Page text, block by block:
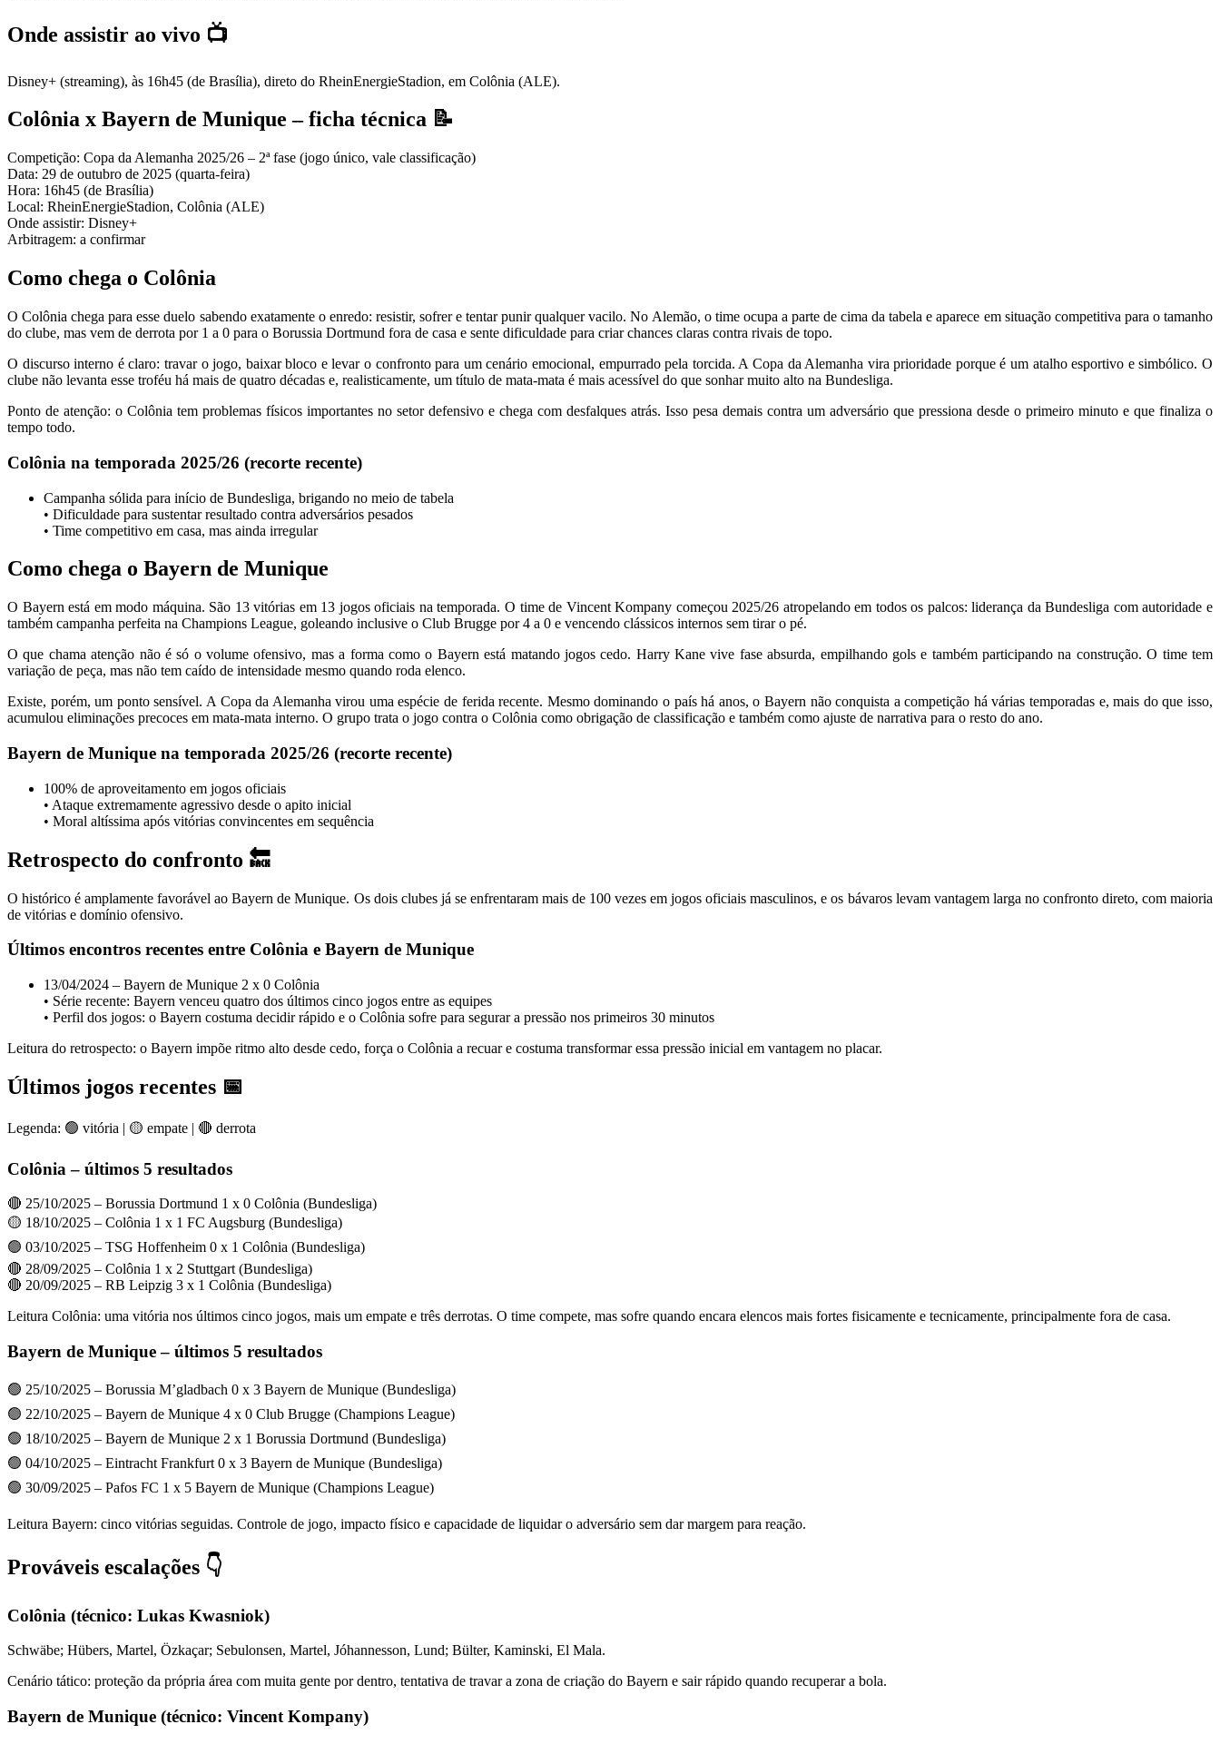
Onde assistir ao vivo 📺
Disney+ (streaming), às 16h45 (de Brasília), direto do RheinEnergieStadion, em Colônia (ALE).
Colônia x Bayern de Munique – ficha técnica 📝
Competição: Copa da Alemanha 2025/26 – 2ª fase (jogo único, vale classificação)
Data: 29 de outubro de 2025 (quarta-feira)
Hora: 16h45 (de Brasília)
Local: RheinEnergieStadion, Colônia (ALE)
Onde assistir: Disney+
Arbitragem: a confirmar
Como chega o Colônia
O Colônia chega para esse duelo sabendo exatamente o enredo: resistir, sofrer e tentar punir qualquer vacilo. No Alemão, o time ocupa a parte de cima da tabela e aparece em situação competitiva para o tamanho
do clube, mas vem de derrota por 1 a 0 para o Borussia Dortmund fora de casa e sente dificuldade para criar chances claras contra rivais de topo.
O discurso interno é claro: travar o jogo, baixar bloco e levar o confronto para um cenário emocional, empurrado pela torcida. A Copa da Alemanha vira prioridade porque é um atalho esportivo e simbólico. O
clube não levanta esse troféu há mais de quatro décadas e, realisticamente, um título de mata-mata é mais acessível do que sonhar muito alto na Bundesliga.
Ponto de atenção: o Colônia tem problemas físicos importantes no setor defensivo e chega com desfalques atrás. Isso pesa demais contra um adversário que pressiona desde o primeiro minuto e que finaliza o
tempo todo.
Colônia na temporada 2025/26 (recorte recente)
Campanha sólida para início de Bundesliga, brigando no meio de tabela
• Dificuldade para sustentar resultado contra adversários pesados
• Time competitivo em casa, mas ainda irregular
Como chega o Bayern de Munique
O Bayern está em modo máquina. São 13 vitórias em 13 jogos oficiais na temporada. O time de Vincent Kompany começou 2025/26 atropelando em todos os palcos: liderança da Bundesliga com autoridade e
também campanha perfeita na Champions League, goleando inclusive o Club Brugge por 4 a 0 e vencendo clássicos internos sem tirar o pé.
O que chama atenção não é só o volume ofensivo, mas a forma como o Bayern está matando jogos cedo. Harry Kane vive fase absurda, empilhando gols e também participando na construção. O time tem
variação de peça, mas não tem caído de intensidade mesmo quando roda elenco.
Existe, porém, um ponto sensível. A Copa da Alemanha virou uma espécie de ferida recente. Mesmo dominando o país há anos, o Bayern não conquista a competição há várias temporadas e, mais do que isso,
acumulou eliminações precoces em mata-mata interno. O grupo trata o jogo contra o Colônia como obrigação de classificação e também como ajuste de narrativa para o resto do ano.
Bayern de Munique na temporada 2025/26 (recorte recente)
100% de aproveitamento em jogos oficiais
• Ataque extremamente agressivo desde o apito inicial
• Moral altíssima após vitórias convincentes em sequência
Retrospecto do confronto 🔙
O histórico é amplamente favorável ao Bayern de Munique. Os dois clubes já se enfrentaram mais de 100 vezes em jogos oficiais masculinos, e os bávaros levam vantagem larga no confronto direto, com maioria
de vitórias e domínio ofensivo.
Últimos encontros recentes entre Colônia e Bayern de Munique
13/04/2024 – Bayern de Munique 2 x 0 Colônia
• Série recente: Bayern venceu quatro dos últimos cinco jogos entre as equipes
• Perfil dos jogos: o Bayern costuma decidir rápido e o Colônia sofre para segurar a pressão nos primeiros 30 minutos
Leitura do retrospecto: o Bayern impõe ritmo alto desde cedo, força o Colônia a recuar e costuma transformar essa pressão inicial em vantagem no placar.
Últimos jogos recentes 📅
Legenda: 🟢 vitória | 🟡 empate | 🔴 derrota
Colônia – últimos 5 resultados
🔴 25/10/2025 – Borussia Dortmund 1 x 0 Colônia (Bundesliga)
🟡 18/10/2025 – Colônia 1 x 1 FC Augsburg (Bundesliga)
🟢 03/10/2025 – TSG Hoffenheim 0 x 1 Colônia (Bundesliga)
🔴 28/09/2025 – Colônia 1 x 2 Stuttgart (Bundesliga)
🔴 20/09/2025 – RB Leipzig 3 x 1 Colônia (Bundesliga)
Leitura Colônia: uma vitória nos últimos cinco jogos, mais um empate e três derrotas. O time compete, mas sofre quando encara elencos mais fortes fisicamente e tecnicamente, principalmente fora de casa.
Bayern de Munique – últimos 5 resultados
🟢 25/10/2025 – Borussia M’gladbach 0 x 3 Bayern de Munique (Bundesliga)
🟢 22/10/2025 – Bayern de Munique 4 x 0 Club Brugge (Champions League)
🟢 18/10/2025 – Bayern de Munique 2 x 1 Borussia Dortmund (Bundesliga)
🟢 04/10/2025 – Eintracht Frankfurt 0 x 3 Bayern de Munique (Bundesliga)
🟢 30/09/2025 – Pafos FC 1 x 5 Bayern de Munique (Champions League)
Leitura Bayern: cinco vitórias seguidas. Controle de jogo, impacto físico e capacidade de liquidar o adversário sem dar margem para reação.
Prováveis escalações 👇
Colônia (técnico: Lukas Kwasniok)
Schwäbe; Hübers, Martel, Özkaçar; Sebulonsen, Martel, Jóhannesson, Lund; Bülter, Kaminski, El Mala.
Cenário tático: proteção da própria área com muita gente por dentro, tentativa de travar a zona de criação do Bayern e sair rápido quando recuperar a bola.
Bayern de Munique (técnico: Vincent Kompany)